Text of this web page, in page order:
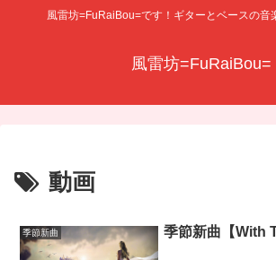
風雷坊=FuRaiBou=です！ギターとベースの音
風雷坊=FuRaiBou=
動画
季節新曲 季節新曲【With